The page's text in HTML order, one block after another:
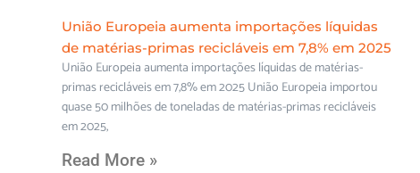
União Europeia aumenta importações líquidas
de matérias-primas recicláveis em 7,8% em 2025
União Europeia aumenta importações líquidas de matérias-
primas recicláveis em 7,8% em 2025 União Europeia importou
quase 50 milhões de toneladas de matérias-primas recicláveis
em 2025,
Read More »